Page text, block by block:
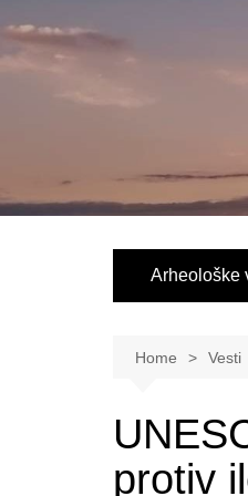
Arheološke
Home Vesti
protiv